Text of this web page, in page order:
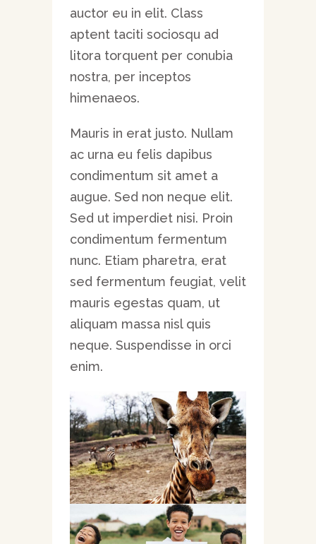
auctor eu in elit. Class
aptent taciti sociosqu ad
litora torquent per conubia
nostra, per inceptos
himenaeos.
Mauris in erat justo. Nullam
ac urna eu felis dapibus
condimentum sit amet a
augue. Sed non neque elit.
Sed ut imperdiet nisi. Proin
condimentum fermentum
nunc. Etiam pharetra, erat
sed fermentum feugiat, velit
mauris egestas quam, ut
aliquam massa nisl quis
neque. Suspendisse in orci
enim.